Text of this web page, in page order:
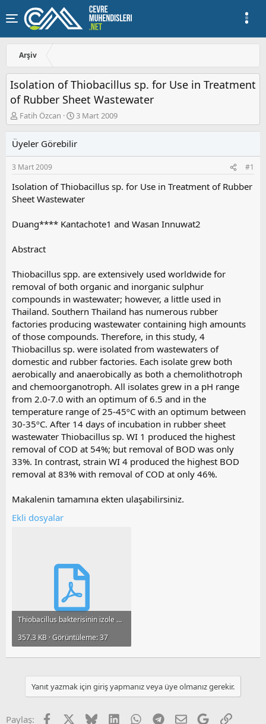
Arşiv
Isolation of Thiobacillus sp. for Use in Treatment
of Rubber Sheet Wastewater
K
o
u
y
u
a
ş
a
a
n
Fatih Özcan
B
a
l
a
ı
ç
a
3 Mart 2009
Üyeler Görebilir
3 Mart 2009 #1
Isolation of Thiobacillus sp. for Use in Treatment of Rubber
Sheet Wastewater
Duang**** Kantachote1 and Wasan Innuwat2
Abstract
Thiobacillus spp. are extensively used worldwide for
removal of both organic and inorganic sulphur
compounds in wastewater; however, a little used in
Thailand. Southern Thailand has numerous rubber
factories producing wastewater containing high amounts
of those compounds. Therefore, in this study, 4
Thiobacillus sp. were isolated from wastewaters of
domestic and rubber factories. Each isolate grew both
aerobically and anaerobically as both a chemolithotroph
and chemoorganotroph. All isolates grew in a pH range
from 2.0-7.0 with an optimum of 6.5 and in the
temperature range of 25-45ºC with an optimum between
30-35ºC. After 14 days of incubation in rubber sheet
wastewater Thiobacillus sp. WI 1 produced the highest
removal of COD at 54%; but removal of BOD was only
33%. In contrast, strain WI 4 produced the highest BOD
removal at 83% with removal of COD at only 46%.
Makalenin tamamına ekten ulaşabilirsiniz.
Ekli dosyalar
Thiobacillus bakterisinin izole edilerek atıksu arıtımında kullanılması.pdf
357.3 KB · Görüntüleme: 37
Yanıt yazmak için giriş yapmanız veya üye olmanız gerekir.
Paylaş: Facebook BlueskyLinkedInWhatsApp
Telegram
E-postaGoogleLink